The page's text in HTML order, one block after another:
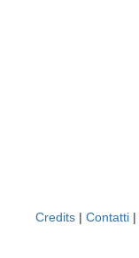
Credits | Contatti |